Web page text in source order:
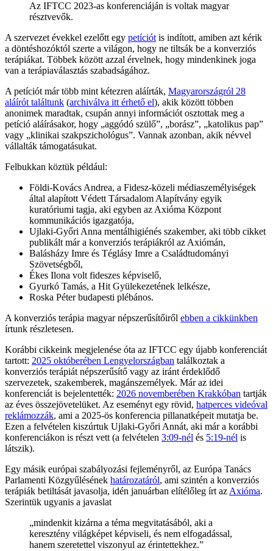
Az IFTCC 2023-as konferenciáján is voltak magyar
résztvevők.
A szervezet évekkel ezelőtt egy petíciótis indított, amiben azt kérik
a döntéshozóktól szerte a világon, hogy ne tiltsák be a konverziós
terápiákat. Többek között azzal érvelnek, hogy mindenkinek joga
van a terápiaválasztás szabadságához.
A petíciót már több mint kétezren aláírták, Magyarországról 28
aláírót találtunk (archiválva itt érhető el), akik között többen
anonimek maradtak, csupán annyi információt osztottak meg a
petíció aláírásakor, hogy „aggódó szülő”, „borász”, „katolikus pap”
vagy „klinikai szakpszichológus”. Vannak azonban, akik névvel
vállalták támogatásukat.
Felbukkan köztük például:
Földi-Kovács Andrea, a Fidesz-közeli médiaszemélyiségek
által alapított Védett Társadalom Alapítvány egyik
kuratóriumi tagja, aki egyben az Axióma Központ
kommunikációs igazgatója,
Ujlaki-Győri Anna mentálhigiénés szakember, aki több cikket
publikált már a konverziós terápiákról az Axiómán,
Balásházy Imre és Téglásy Imre a Családtudományi
Szövetségből,
Ékes Ilona volt fideszes képviselő,
Gyurkó Tamás, a Hit Gyülekezetének lelkésze,
Roska Péter budapesti plébános.
A konverziós terápia magyar népszerűsítőiről ebben a cikkünkben
írtunk részletesen.
Korábbi cikkeink megjelenése óta az IFTCC egy újabb konferenciát
tartott: 2025 októberében Lengyelországban találkoztak a
konverziós terápiát népszerűsítő vagy az iránt érdeklődő
szervezetek, szakemberek, magánszemélyek. Már az idei
konferenciát is bejelentették: 2026 novemberében Krakkóban tartják
az éves összejövetelüket. Az eseményt egy rövid, hatperces videóval
reklámozzák, ami a 2025-ös konferencia pillanatképeit mutatja be.
Ezen a felvételen kiszúrtuk Ujlaki-Győri Annát, aki már a korábbi
konferenciákon is részt vett (a felvételen 3:09-nél és 5:19-nél is
látszik).
Egy másik európai szabályozási fejleményről, az Európa Tanács
Parlamenti Közgyűlésének határozatáról, ami szintén a konverziós
terápiák betiltását javasolja, idén januárban elítélőleg írt azAxióma.
Szerintük ugyanis a javaslat
„mindenkit kizárna a téma megvitatásából, aki a
keresztény világképet képviseli, és nem elfogadással,
hanem szeretettel viszonyul az érintettekhez.”